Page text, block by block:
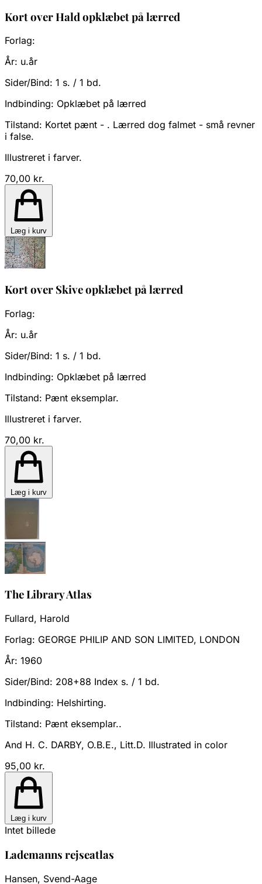
Kort over Hald opklæbet på lærred
Forlag:
År: u.år
Sider/Bind: 1 s. / 1 bd.
Indbinding: Opklæbet på lærred
Tilstand: Kortet pænt - . Lærred dog falmet - små revner
i false.
Illustreret i farver.
70,00 kr.
Læg i kurv
Kort over Skive opklæbet på lærred
Forlag:
År: u.år
Sider/Bind: 1 s. / 1 bd.
Indbinding: Opklæbet på lærred
Tilstand: Pænt eksemplar.
Illustreret i farver.
70,00 kr.
Læg i kurv
The Library Atlas
Fullard, Harold
Forlag: GEORGE PHILIP AND SON LIMITED, LONDON
År: 1960
Sider/Bind: 208+88 Index s. / 1 bd.
Indbinding: Helshirting.
Tilstand: Pænt eksemplar..
And H. C. DARBY, O.B.E., Litt.D. Illustrated in color
95,00 kr.
Læg i kurv
Intet billede
Lademanns rejseatlas
Hansen, Svend-Aage